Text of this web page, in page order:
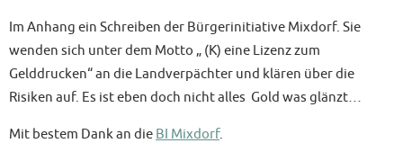
Im Anhang ein Schreiben der Bürgerinitiative Mixdorf. Sie
wenden sich unter dem Motto „ (K) eine Lizenz zum
Gelddrucken“ an die Landverpächter und klären über die
Risiken auf. Es ist eben doch nicht alles Gold was glänzt…
Mit bestem Dank an die BI Mixdorf.